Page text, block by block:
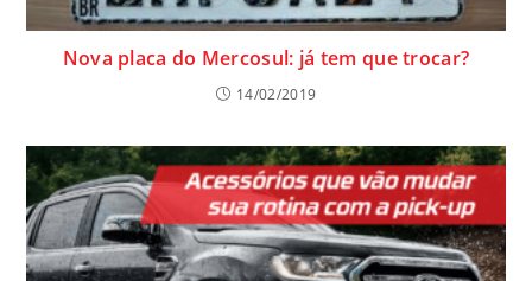
Nova placa do Mercosul: já tem que trocar?
14/02/2019